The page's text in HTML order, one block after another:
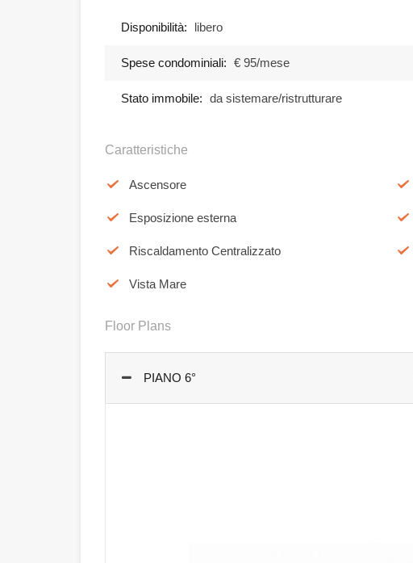
Disponibilità: libero
Spese condominiali: € 95/mese
Stato immobile: da sistemare/ristrutturare
Caratteristiche
Ascensore
Esposizione esterna
Riscaldamento Centralizzato
Vista Mare
Floor Plans
PIANO 6°